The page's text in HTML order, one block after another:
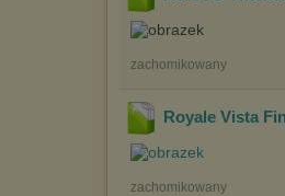
zachomikowany
Royale Vista
zachomikowany